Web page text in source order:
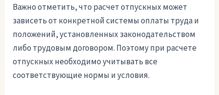
Важно отметить, что расчет отпускных может
зависеть от конкретной системы оплаты труда и
положений, установленных законодательством
либо трудовым договором. Поэтому при расчете
отпускных необходимо учитывать все
соответствующие нормы и условия.